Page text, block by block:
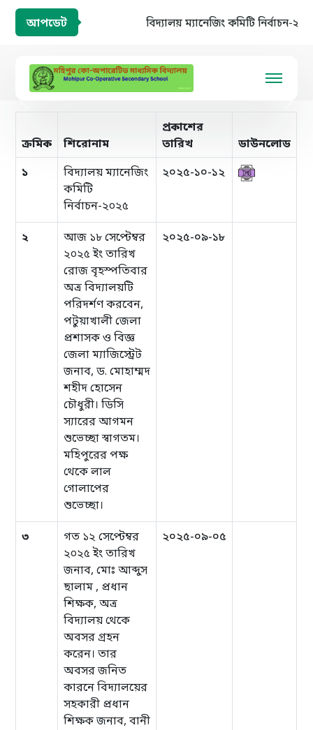
আপডেট বিদ্যালয় ম্যানেজিং কমিটি নির্বাচন-
ক্রমিক শিরোনাম
প্রকাশের
তারিখ
ডাউনলোড
১
বিদ্যালয় ম্যানেজিং
কমিটি
নির্বাচন-২০২৫
২০২৫-১০-১২
২
আজ ১৮ সেপ্টেম্বর
২০২৫ ইং তারিখ
রোজ বৃহস্পতিবার
অত্র বিদ্যালয়টি
পরিদর্শণ করবেন,
পটুয়াখালী জেলা
প্রশাসক ও বিজ্ঞ
জেলা ম্যাজিস্ট্রেট
জনাব, ড. মোহাম্মদ
শহীদ হোসেন
চৌধুরী। ডিসি
স্যারের আগমন
শুভেচ্ছা স্বাগতম।
মহিপুরের পক্ষ
থেকে লাল
গোলাপের
শুভেচ্ছা।
২০২৫-০৯-১৮
৩
গত ১২ সেপ্টেম্বর
২০২৫ ইং তারিখ
জনাব, মোঃ আব্দুস
ছালাম , প্রধান
শিক্ষক, অত্র
বিদ্যালয় থেকে
অবসর গ্রহন
করেন। তার
অবসর জনিত
কারনে বিদ্যালয়ের
সহকারী প্রধান
শিক্ষক জনাব, বানী
২০২৫-০৯-০৫